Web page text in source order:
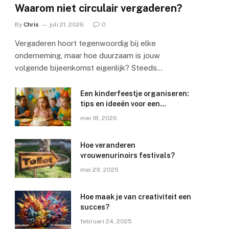
Waarom niet circulair vergaderen?
By Chris juli 21, 2026 0
Vergaderen hoort tegenwoordig bij elke
onderneming, maar hoe duurzaam is jouw
volgende bijeenkomst eigenlijk? Steeds…
Een kinderfeestje organiseren:
tips en ideeën voor een
mei 18, 2026
Hoe veranderen
vrouwenurinoirs festivals?
mei 29, 2025
Hoe maak je van creativiteit een
succes?
februari 24, 2025